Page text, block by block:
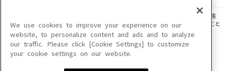
このサイトに掲載されている一切の文章・画像・写真・動画・音声等を、手段や形態
を問わず、著作権法の定める範囲を超えて無断で複製、転載、ファイル化などすること
を禁じます。
楽曲及びコンテンツは、機種によりご利用いただけない場合があります。
楽曲及びコンテンツの配信日、配信内容が変更になる場合があります。
We use cookies to improve your experience on our
website, to personalize content and ads and to analyze
our traffic. Please click [Cookie Settings] to customize
your cookie settings on our website.